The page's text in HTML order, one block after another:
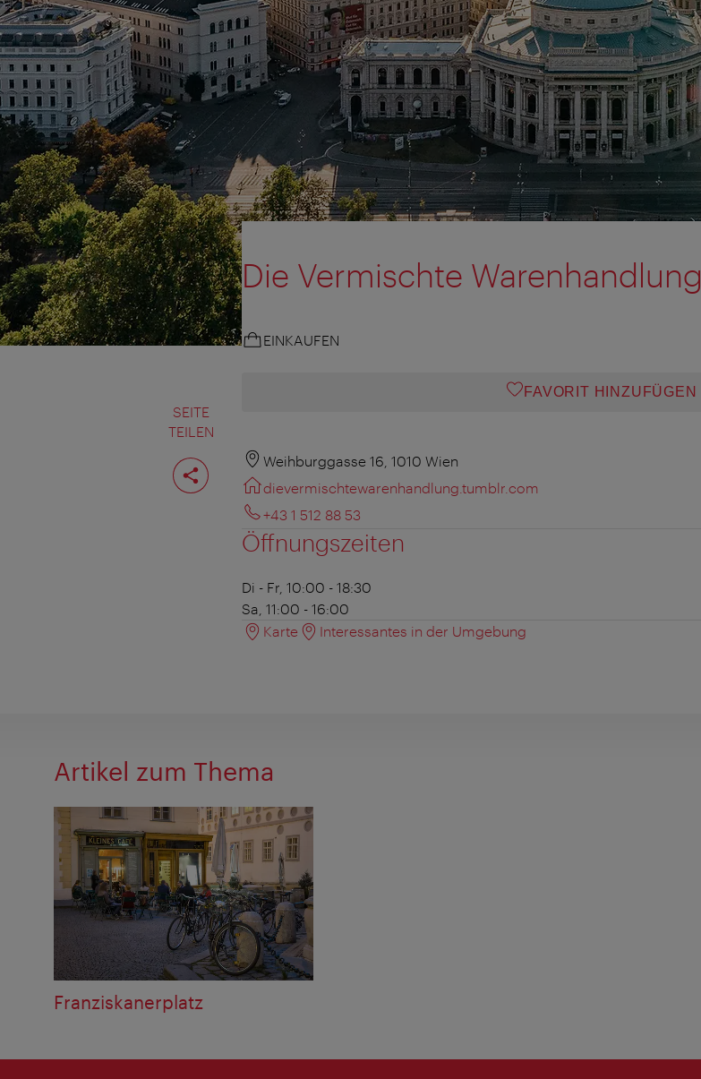
SEITE
TEILEN
Seite
teilen
Die Vermischte Warenhandlung
EINKAUFEN
FAVORIT HINZUFÜGEN
Weihburggasse 16, 1010 Wien
dievermischtewarenhandlung.tumblr.com
+43 1 512 88 53
Öffnungszeiten
Di - Fr, 10:00 - 18:30
Sa, 11:00 - 16:00
Karte
Interessantes in der Umgebung
Artikel zum Thema
Franziskanerplatz